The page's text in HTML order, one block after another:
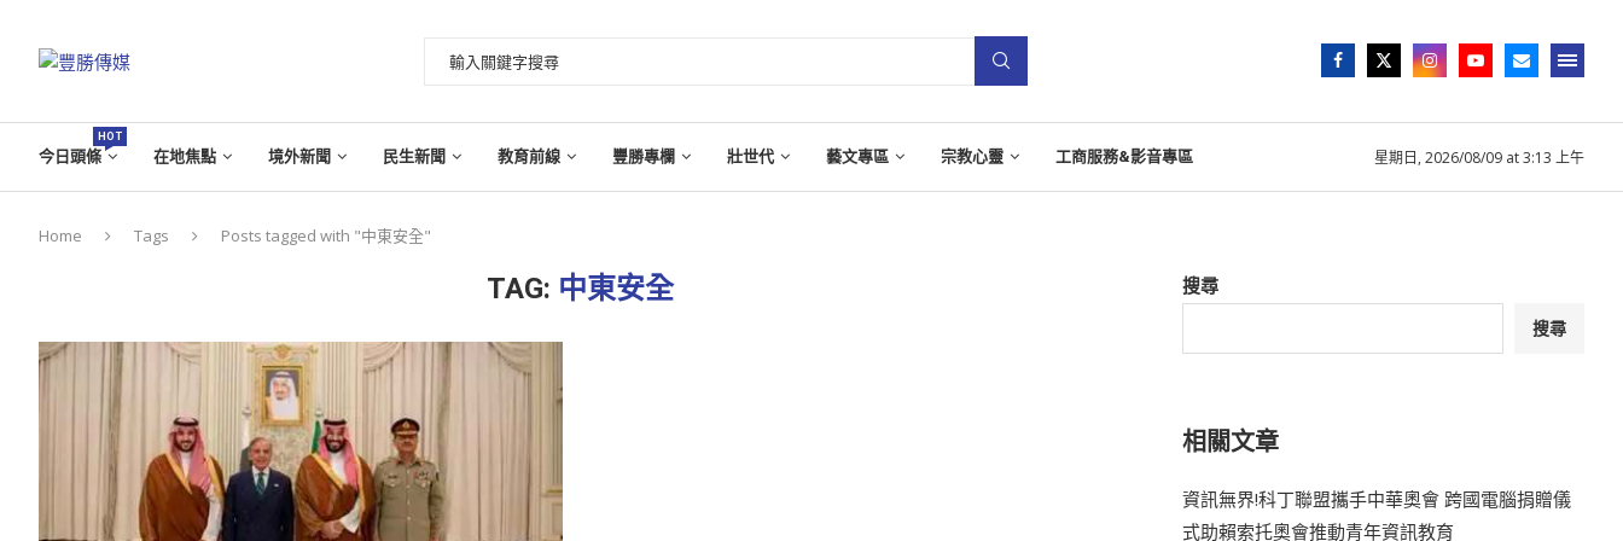
今日頭條
HOT
在地焦點 境外新聞 民生新聞 教育前線 豐勝專欄 壯世代 藝文專區 宗教心靈 工商服務&影音專區 星期日, 2026/08/09 at 3:13 上午
Home Tags Posts tagged with "中東安全"
TAG: 中東安全 搜尋
搜尋
相關文章
資訊無界!科丁聯盟攜手中華奧會 跨國電腦捐贈儀
式助賴索托奧會推動青年資訊教育